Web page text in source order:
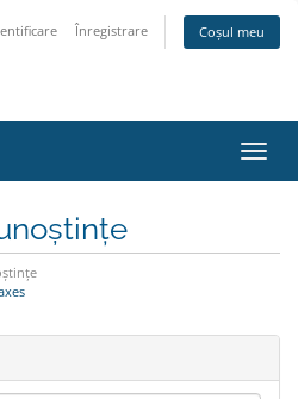
Înregistrare Coșul meu